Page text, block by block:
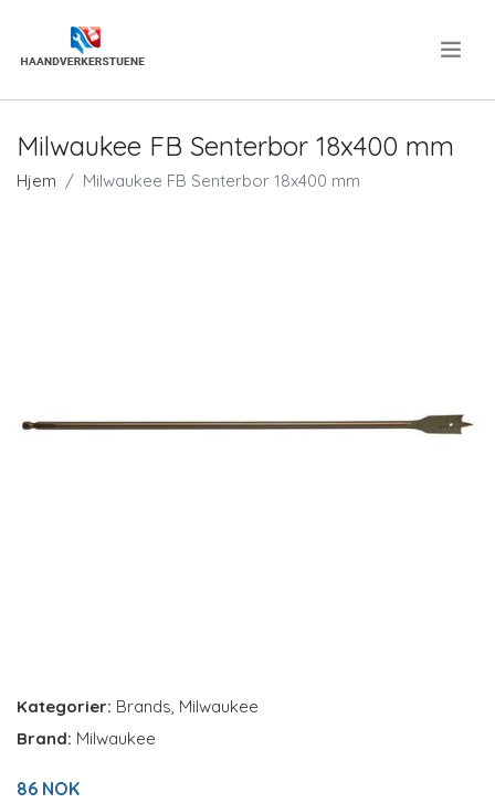
Milwaukee FB Senterbor 18x400 mm
Hjem Milwaukee FB Senterbor 18x400 mm
Kategorier: Brands, Milwaukee
Brand: Milwaukee
86 NOK